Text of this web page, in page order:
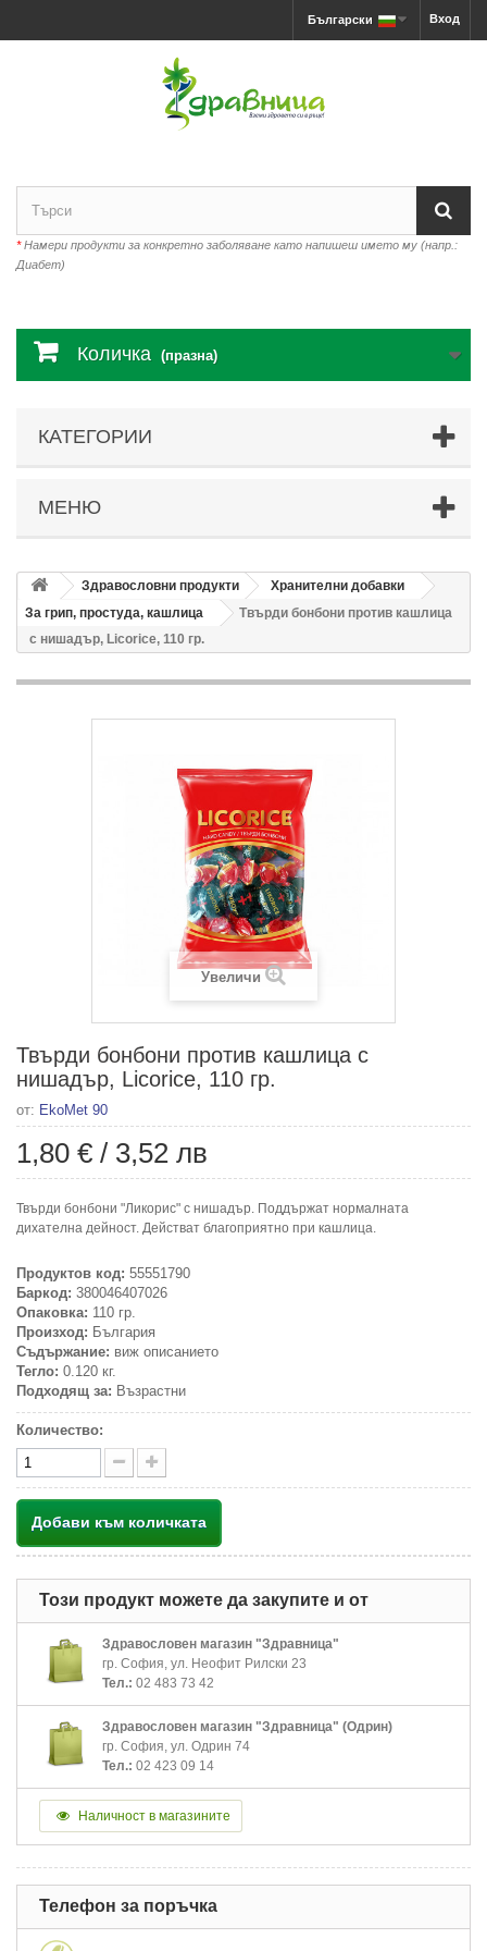
Вход
Български
*Намери продукти за конкретно заболяване като напишеш името му (напр.:
Диабет)
Количка (празна)
КАТЕГОРИИ
МЕНЮ
Здравословни продукти
Хранителни добавки
За грип, простуда, кашлица
Твърди бонбони против кашлица
с нишадър, Licorice, 110 гр.
Увеличи
Твърди бонбони против кашлица с
нишадър, Licorice, 110 гр.
от: EkoMet 90
1,80 € / 3,52 лв
Твърди бонбони "Ликорис" с нишадър. Поддържат нормалната
дихателна дейност. Действат благоприятно при кашлица.
Продуктов код: 55551790
Баркод: 380046407026
Опаковка: 110 гр.
Произход: България
Съдържание: виж описанието
Тегло: 0.120 кг.
Подходящ за: Възрастни
Количество:
Добави към количката
Този продукт можете да закупите и от
Здравословен магазин "Здравница"
гр. София, ул. Неофит Рилски 23
Тел.: 02 483 73 42
Здравословен магазин "Здравница" (Одрин)
гр. София, ул. Одрин 74
Тел.: 02 423 09 14
Наличност в магазините
Телефон за поръчка